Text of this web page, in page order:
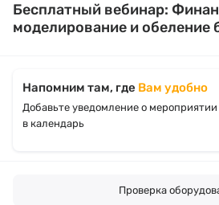
Бесплатный вебинар:
моделирование и обеление
Напомним там, где Вам удобно
Добавьте уведомление о мероприятии
в календарь
Проверка